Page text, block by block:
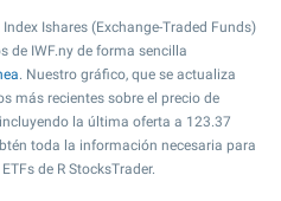
Ishares (Exchange-Traded Funds)
de IWF.ny de forma sencilla
. Nuestro gráfico, que se actualiza
más recientes sobre el precio de
la última oferta a 123.37
toda la información necesaria para
de R StocksTrader.